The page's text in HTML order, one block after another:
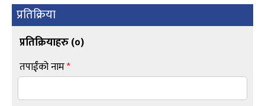
प्रतिक्रिया
प्रतिक्रियाहरु (०)
तपाईंको नाम*